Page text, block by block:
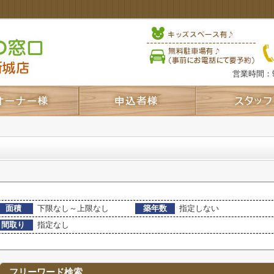
営業時間
面積 下限なし～上限なし 築年数
指定しない
間取り
指定なし